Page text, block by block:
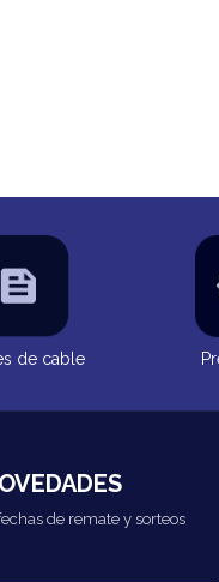
de cable
de remate y sorteos